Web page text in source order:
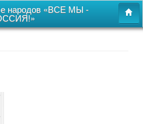
народов «ВСЕ МЫ -